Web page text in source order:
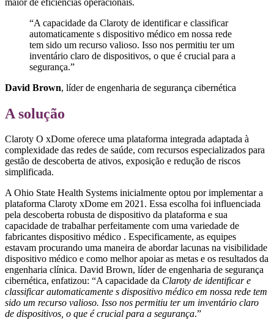
“A capacidade da Claroty de identificar e classificar
automaticamente s dispositivo médico em nossa rede
tem sido um recurso valioso. Isso nos permitiu ter um
inventário claro de dispositivos, o que é crucial para a
segurança.”
David Brown, líder de engenharia de segurança cibernética
A solução
Claroty O xDome oferece uma plataforma integrada adaptada à
complexidade das redes de saúde, com recursos especializados para
gestão de descoberta de ativos, exposição e redução de riscos
simplificada.
A Ohio State Health Systems inicialmente optou por implementar a
plataforma Claroty xDome em 2021. Essa escolha foi influenciada
pela descoberta robusta de dispositivo da plataforma e sua
capacidade de trabalhar perfeitamente com uma variedade de
fabricantes dispositivo médico . Especificamente, as equipes
estavam procurando uma maneira de abordar lacunas na visibilidade
dispositivo médico e como melhor apoiar as metas e os resultados da
engenharia clínica. David Brown, líder de engenharia de segurança
cibernética, enfatizou: “A capacidade da Claroty de identificar e
classificar automaticamente s dispositivo médico em nossa rede tem
sido um recurso valioso. Isso nos permitiu ter um inventário claro
de dispositivos, o que é crucial para a segurança.”